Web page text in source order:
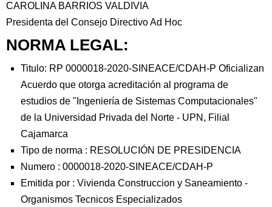
CAROLINA BARRIOS VALDIVIA
Presidenta del Consejo Directivo Ad Hoc
NORMA LEGAL:
Titulo: RP 0000018-2020-SINEACE/CDAH-P Oficializan
Acuerdo que otorga acreditación al programa de
estudios de "Ingeniería de Sistemas Computacionales"
de la Universidad Privada del Norte - UPN, Filial
Cajamarca
Tipo de norma : RESOLUCIÓN DE PRESIDENCIA
Numero : 0000018-2020-SINEACE/CDAH-P
Emitida por : Vivienda Construccion y Saneamiento -
Organismos Tecnicos Especializados